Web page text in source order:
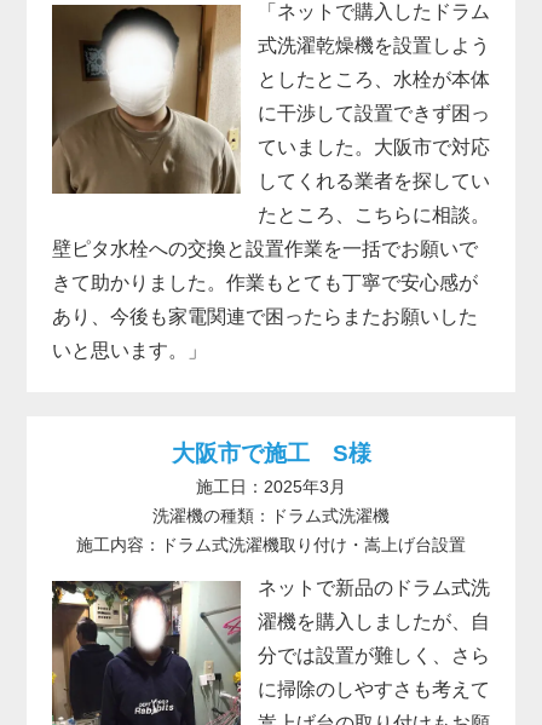
「ネットで購入したドラム
式洗濯乾燥機を設置しよう
としたところ、水栓が本体
に干渉して設置できず困っ
ていました。大阪市で対応
してくれる業者を探してい
たところ、こちらに相談。
壁ピタ水栓への交換と設置作業を一括でお願いで
きて助かりました。作業もとても丁寧で安心感が
あり、今後も家電関連で困ったらまたお願いした
いと思います。」
大阪市で施工 S様
施工日：2025年3月
洗濯機の種類：ドラム式洗濯機
施工内容：ドラム式洗濯機取り付け・嵩上げ台設置
ネットで新品のドラム式洗
濯機を購入しましたが、自
分では設置が難しく、さら
に掃除のしやすさも考えて